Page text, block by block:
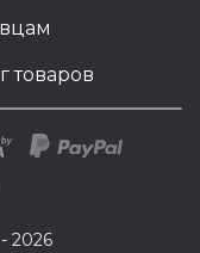
доступ к
и
которые
для игры.
на свой
товаров
2026